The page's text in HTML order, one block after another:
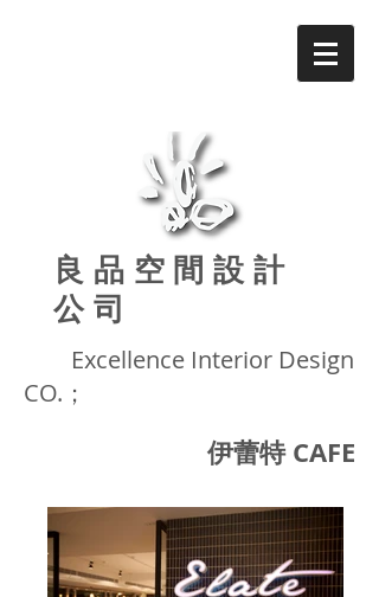
良品 空間設計
公司
Excellence Interior Design
CO.；
伊蕾特 CAFE